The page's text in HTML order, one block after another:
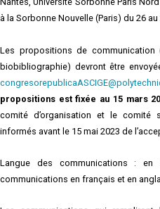
à la Sorbonne Nouvelle (Paris) du 26
Les propositions de
biobibliographie) devront être
propositions est fixée au 15 mars
comité d’organisation et le comité
informés avant le 15 mai 2023 de
Langue des communications :
communications en français et en